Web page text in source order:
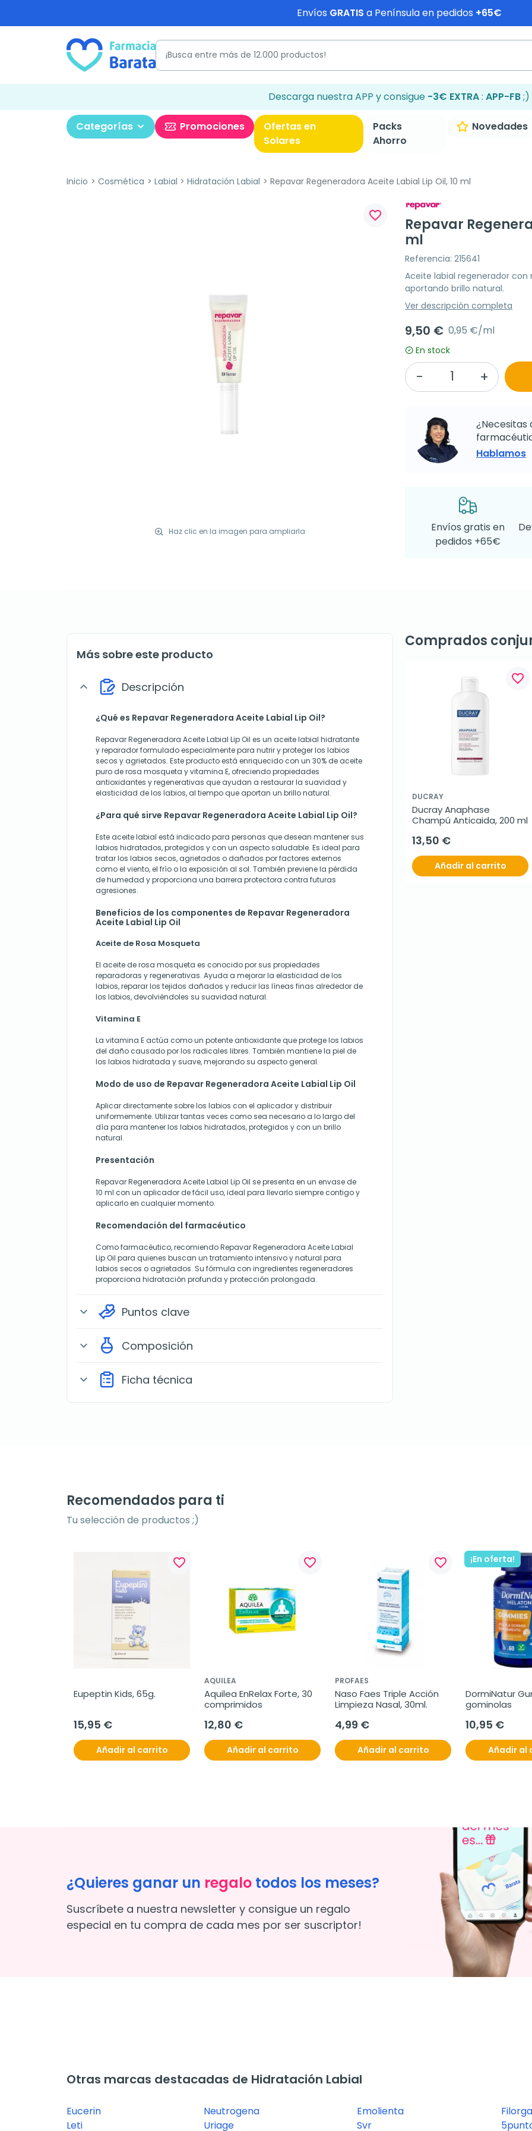
Envíos GRATIS a Península en pedidos +65€
Descarga nuestra APP y consigue -3€ EXTRA: APP-FB;)
Categorías Promociones
Ofertas en
Solares
Packs
Ahorro
Novedades
Inicio Cosmética Labial Hidratación Labial Repavar Regeneradora Aceite Labial Lip Oil, 10 ml
Haz clic en la imagen para ampliarla
favorite_border
Repavar
ml
Referencia: 215641
Aceite labial regenerador
aportando brillo natural.
Ver descripción completa
9,50 € 0,95 €/ml
En stock
¿Necesitas
Hablamos
Envíos gratis en
pedidos +65€
Más sobre este producto
expand_more Descripción
¿Qué es Repavar Regeneradora Aceite Labial Lip Oil?
Repavar Regeneradora Aceite Labial Lip Oil es un aceite labial hidratante
y reparador formulado especialmente para nutrir y proteger los labios
secos y agrietados. Este producto está enriquecido con un 30% de aceite
puro de rosa mosqueta y vitamina E, ofreciendo propiedades
antioxidantes y regenerativas que ayudan a restaurar la suavidad y
elasticidad de los labios, al tiempo que aportan un brillo natural.
¿Para qué sirve Repavar Regeneradora Aceite Labial Lip Oil?
Este aceite labial está indicado para personas que desean mantener sus
labios hidratados, protegidos y con un aspecto saludable. Es ideal para
tratar los labios secos, agrietados o dañados por factores externos
como el viento, el frío o la exposición al sol. También previene la pérdida
de humedad y proporciona una barrera protectora contra futuras
agresiones.
Beneficios de los componentes de Repavar Regeneradora
Aceite Labial Lip Oil
Aceite de Rosa Mosqueta
El aceite de rosa mosqueta es conocido por sus propiedades
reparadoras y regenerativas. Ayuda a mejorar la elasticidad de los
labios, reparar los tejidos dañados y reducir las líneas finas alrededor de
los labios, devolviéndoles su suavidad natural.
Vitamina E
La vitamina E actúa como un potente antioxidante que protege los labios
del daño causado por los radicales libres. También mantiene la piel de
los labios hidratada y suave, mejorando su aspecto general.
Modo de uso de Repavar Regeneradora Aceite Labial Lip Oil
Aplicar directamente sobre los labios con el aplicador y distribuir
uniformemente. Utilizar tantas veces como sea necesario a lo largo del
día para mantener los labios hidratados, protegidos y con un brillo
natural.
Presentación
Repavar Regeneradora Aceite Labial Lip Oil se presenta en un envase de
10 ml con un aplicador de fácil uso, ideal para llevarlo siempre contigo y
aplicarlo en cualquier momento.
Recomendación del farmacéutico
Como farmacéutico, recomiendo Repavar Regeneradora Aceite Labial
Lip Oil para quienes buscan un tratamiento intensivo y natural para
labios secos o agrietados. Su fórmula con ingredientes regeneradores
proporciona hidratación profunda y protección prolongada.
expand_more Puntos clave
expand_more Composición
expand_more Ficha técnica
Comprados
favorite_border
DUCRAY
Ducray Anaphase
Champú Anticaida, 200 ml
13,50 €
Añadir al carrito
Recomendados para ti
Tu selección de productos ;)
favorite_border
Eupeptin Kids, 65g.
15,95 €
Añadir al carrito
favorite_border
AQUILEA
Aquilea EnRelax Forte, 30
comprimidos
12,80 €
Añadir al carrito
favorite_border
PROFAES
Naso Faes Triple Acción
Limpieza Nasal, 30ml.
4,99 €
Añadir al carrito
¡En oferta!
DormiNatur
gominolas
10,95 €
Añadir al
¿Quieres ganar un regalo todos los meses?
Suscríbete a nuestra newsletter y consigue un regalo
especial en tu compra de cada mes por ser suscriptor!
Otras marcas destacadas de Hidratación Labial
Eucerin
Leti
Neutrogena
Uriage
Emolienta
Svr
Filorga